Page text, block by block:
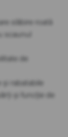
slăbire roată
scaunul
de
și rabatabile
și funcție de